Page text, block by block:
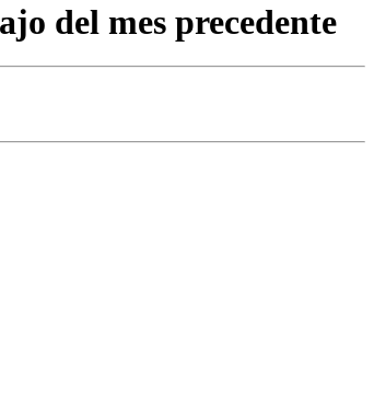
del mes precedente